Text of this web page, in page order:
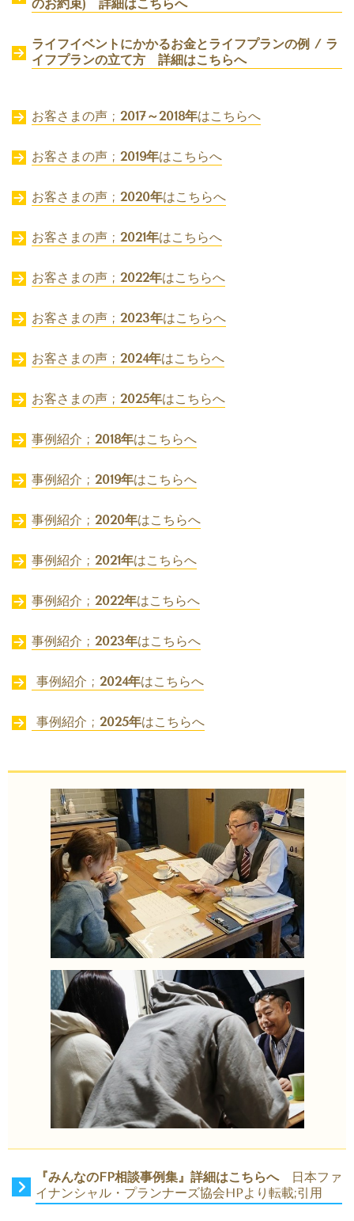
のお約束) 詳細はこちらへ
ライフイベントにかかるお金とライフプランの例 / ラ
イフプランの立て方 詳細はこちらへ
お客さまの声 ; 2017～2018年はこちらへ
お客さまの声 ; 2019年はこちらへ
お客さまの声 ; 2020年はこちらへ
お客さまの声 ; 2021年はこちらへ
お客さまの声 ; 2022年はこちらへ
お客さまの声 ; 2023年はこちらへ
お客さまの声 ; 2024年はこちらへ
お客さまの声 ; 2025年はこちらへ
事例紹介 ; 2018年はこちらへ
事例紹介 ; 2019年はこちらへ
事例紹介 ; 2020年はこちらへ
事例紹介 ; 2021年はこちらへ
事例紹介 ; 2022年はこちらへ
事例紹介 ; 2023年はこちらへ
事例紹介 ; 2024年はこちらへ
事例紹介 ; 2025年はこちらへ
『みんなのFP相談事例集』詳細はこちらへ
日本ファ
イナンシャル・プランナーズ協会HPより転載;引用